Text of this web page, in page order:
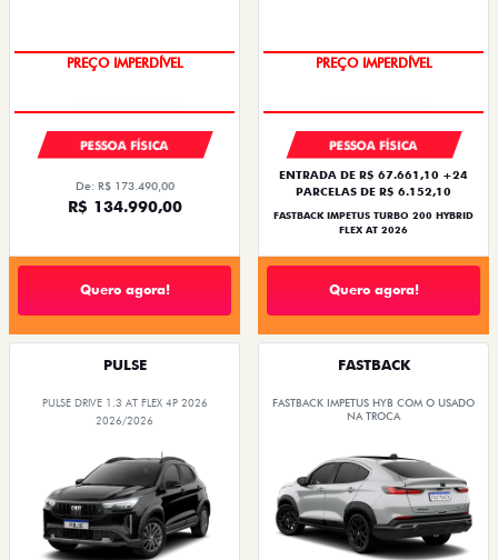
PREÇO IMPERDÍVEL
PESSOA FÍSICA
De: R$ 173.490,00
R$ 134.990,00
Quero agora!
PREÇO IMPERDÍVEL
PESSOA FÍSICA
ENTRADA DE R$ 67.661,10 +24
PARCELAS DE R$ 6.152,10
FASTBACK IMPETUS TURBO 200 HYBRID
FLEX AT 2026
Quero agora!
PULSE
PULSE DRIVE 1.3 AT FLEX 4P 2026
2026/2026
FASTBACK
FASTBACK IMPETUS HYB COM O USADO
NA TROCA